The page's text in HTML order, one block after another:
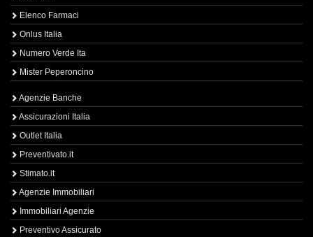
Elenco Farmaci
Onlus Italia
Numero Verde Ita
Mister Peperoncino
Agenzie Banche
Assicurazioni Italia
Outlet Italia
Preventivato.it
Stimato.it
Agenzie Immobiliari
Immobiliari Agenzie
Preventivo Assicurato